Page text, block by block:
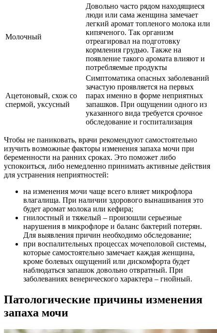
Молочный
Довольно часто рядом находящиеся
люди или сама женщина замечает
легкий аромат топленого молока или
кипяченого. Так организм
отреагировал на подготовку
кормления грудью. Также на
появление такого аромата влияют и
потребляемые продукты
Ацетоновый, схож со
спермой, уксусный
Симптоматика опасных заболеваний
зачастую проявляется на первых
парах именно в форме неприятных
запашков. При ощущении одного из
указанного вида требуется срочное
обследование и госпитализация
Чтобы не паниковать, врачи рекомендуют самостоятельно
изучить возможные факторы изменения запаха мочи при
беременности на ранних сроках. Это поможет либо
успокоиться, либо немедленно принимать активные действия
для устранения неприятностей:
на изменения мочи чаще всего влияет микрофлора
влагалища. При наличии здорового вынашивания это
будет аромат молока или кефира;
гнилостный и тяжелый – произошли серьезные
нарушения в микрофлоре и баланс бактерий потерян.
Для выявления причин необходимо обследование;
при воспалительных процессах мочеполовой системы,
которые самостоятельно замечает каждая женщина,
кроме болевых ощущений или дискомфорта будет
наблюдаться запашок довольно отвратный. При
заболеваниях венерического характера – гнойный.
Патологические причины изменения
запаха мочи